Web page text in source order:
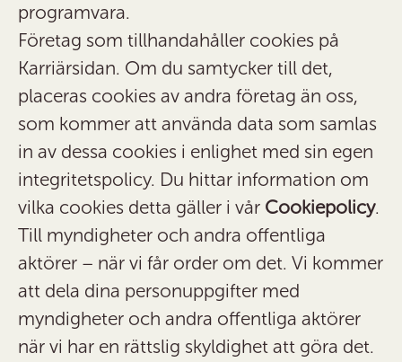
programvara.
Företag som tillhandahåller cookies på
Karriärsidan. Om du samtycker till det,
placeras cookies av andra företag än oss,
som kommer att använda data som samlas
in av dessa cookies i enlighet med sin egen
integritetspolicy. Du hittar information om
vilka cookies detta gäller i vår Cookiepolicy.
Till myndigheter och andra offentliga
aktörer – när vi får order om det. Vi kommer
att dela dina personuppgifter med
myndigheter och andra offentliga aktörer
när vi har en rättslig skyldighet att göra det.